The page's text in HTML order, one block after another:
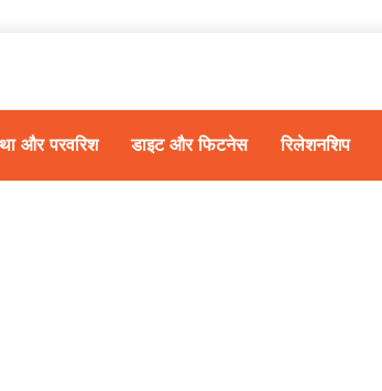
और परवरिश डाइट और फिटनेस रिलेशनशिप